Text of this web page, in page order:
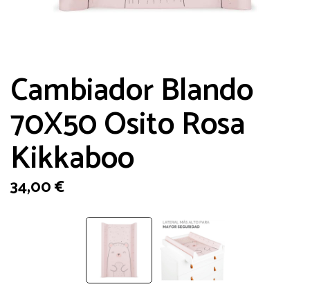
Cambiador Blando
70X50 Osito Rosa
Kikkaboo
34,00€